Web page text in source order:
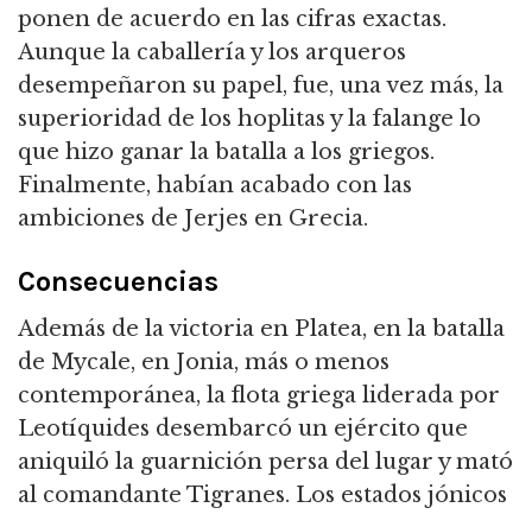
ponen de acuerdo en las cifras exactas.
Aunque la caballería y los arqueros
desempeñaron su papel, fue, una vez más, la
superioridad de los hoplitas y la falange lo
que hizo ganar la batalla a los griegos.
Finalmente, habían acabado con las
ambiciones de Jerjes en Grecia.
Consecuencias
Además de la victoria en Platea, en la batalla
de Mycale, en Jonia, más o menos
contemporánea, la flota griega liderada por
Leotíquides desembarcó un ejército que
aniquiló la guarnición persa del lugar y mató
al comandante Tigranes. Los estados jónicos